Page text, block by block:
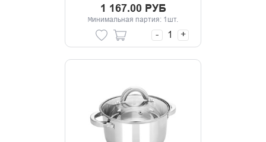
1 167.00 РУБ
Минимальная партия: 1шт.
- +